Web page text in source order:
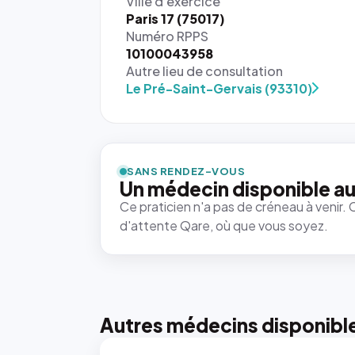
Paris 17 (75017)
Numéro RPPS
10100043958
Autre lieu de consultation
Le Pré-Saint-Gervais (93310)
SANS RENDEZ-VOUS
Un médecin disponible
Ce praticien n'a pas de créneau à
d'attente Qare, où que vous soyez.
Autres médecins
rendue par
`.profile-
picture`,
et un
rapport 1:1
qui reste
juste à
photo est
recadrée